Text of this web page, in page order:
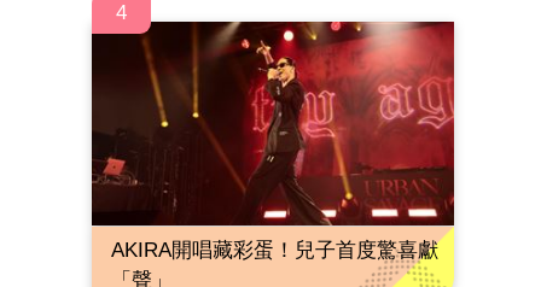
4
AKIRA開唱藏彩蛋！兒子首度驚喜獻
「聲」